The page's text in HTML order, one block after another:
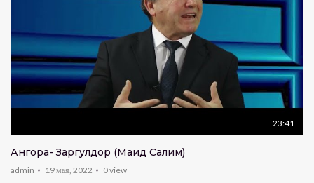
23:41
Ангора- Заргулдор (Маҷид Салим)
admin 19 мая, 2022 0view